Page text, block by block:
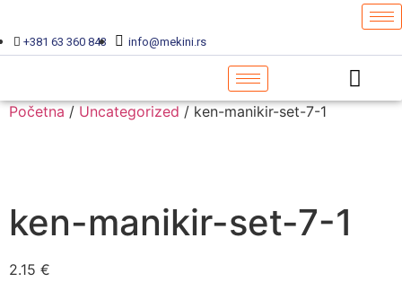
+381 63 360 843 info@mekini.rs
Početna / Uncategorized / ken-manikir-set-7-1
ken-manikir-set-7-1
2.15 €